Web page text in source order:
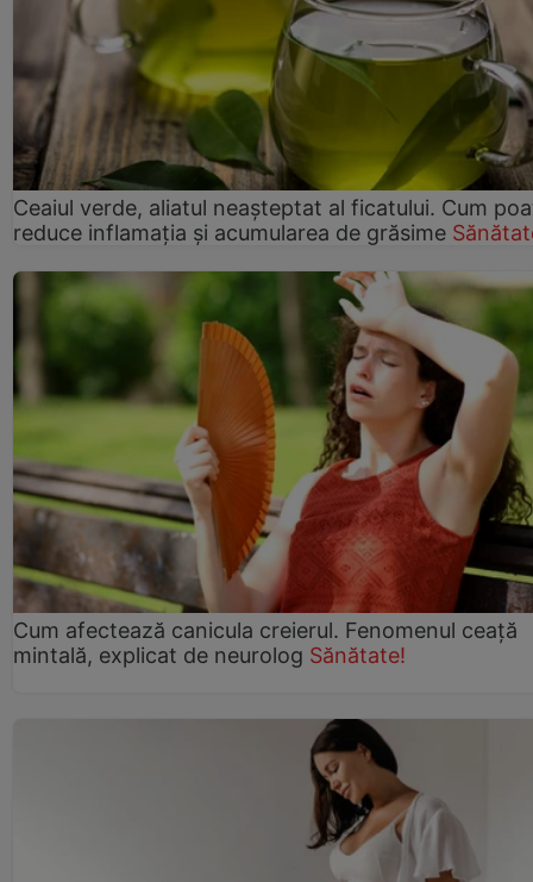
Ceaiul verde, aliatul neașteptat al ficatului. Cum
reduce inflamația și acumularea de grăsime
Cum afectează canicula creierul. Fenomenul ceață
mintală, explicat de neurolog Sănătate!